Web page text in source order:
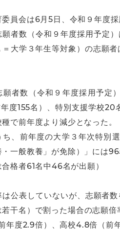
員会は6月5日、令和９年度
願者数（令和９年度採用予定
＝大学３年生等対象）の志願
願者数（令和９年度採用予定
度155名）、特別支援学校20
で前年度より減少となった。
ち、前年度の大学３年次特別
・一般教養」が免除）」には
合格者61名中46名が出願）
は公表していないが、志願者
干名）で割った場合の志願
年度2.9倍）、高校4.8倍（前